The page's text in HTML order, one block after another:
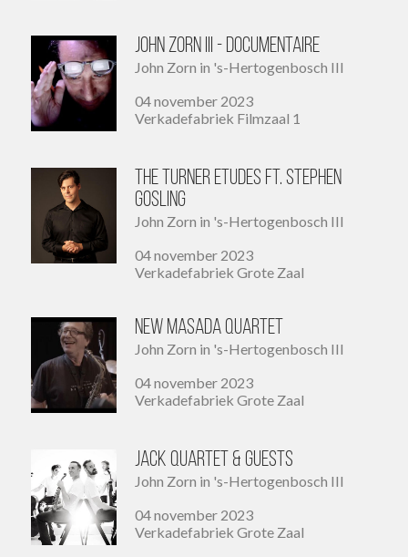
John Zorn III - documentaire
John Zorn in 's-Hertogenbosch III
04 november 2023
Verkadefabriek Filmzaal 1
The Turner Etudes ft. Stephen
Gosling
John Zorn in 's-Hertogenbosch III
04 november 2023
Verkadefabriek Grote Zaal
New Masada Quartet
John Zorn in 's-Hertogenbosch III
04 november 2023
Verkadefabriek Grote Zaal
Jack Quartet & guests
John Zorn in 's-Hertogenbosch III
04 november 2023
Verkadefabriek Grote Zaal